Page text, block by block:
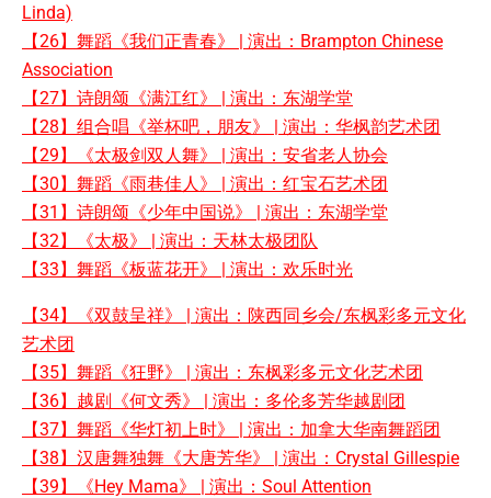
Linda)
【26】舞蹈《我们正青春》 | 演出：Brampton Chinese
Association
【27】诗朗颂《满江红》 | 演出：东湖学堂
【28】组合唱《举杯吧，朋友》 | 演出：华枫韵艺术团
【29】《太极剑双人舞》 | 演出：安省老人协会
【30】舞蹈《雨巷佳人》 | 演出：红宝石艺术团
【31】诗朗颂《少年中国说》 | 演出：东湖学堂
【32】《太极》 | 演出：天林太极团队
【33】舞蹈《板蓝花开》 | 演出：欢乐时光
【34】《双鼓呈祥》 | 演出：陕西同乡会/东枫彩多元文化
艺术团
【35】舞蹈《狂野》 | 演出：东枫彩多元文化艺术团
【36】越剧《何文秀》 | 演出：多伦多芳华越剧团
【37】舞蹈《华灯初上时》 | 演出：加拿大华南舞蹈团
【38】汉唐舞独舞《大唐芳华》 | 演出：Crystal Gillespie
【39】《Hey Mama》 | 演出：Soul Attention